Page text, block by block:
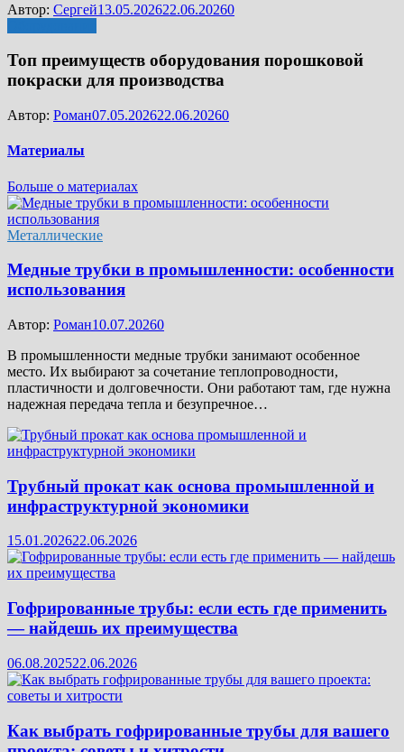
Автор: Сергей13.05.202622.06.20260
Топ преимуществ оборудования порошковой
покраски для производства
Автор: Роман07.05.202622.06.20260
Материалы
Больше о материалах
Металлические
Медные трубки в промышленности: особенности
использования
Автор: Роман10.07.20260
В промышленности медные трубки занимают особенное
место. Их выбирают за сочетание теплопроводности,
пластичности и долговечности. Они работают там, где нужна
надежная передача тепла и безупречное…
Трубный прокат как основа промышленной и
инфраструктурной экономики
15.01.202622.06.2026
Гофрированные трубы: если есть где применить
— найдешь их преимущества
06.08.202522.06.2026
Как выбрать гофрированные трубы для вашего